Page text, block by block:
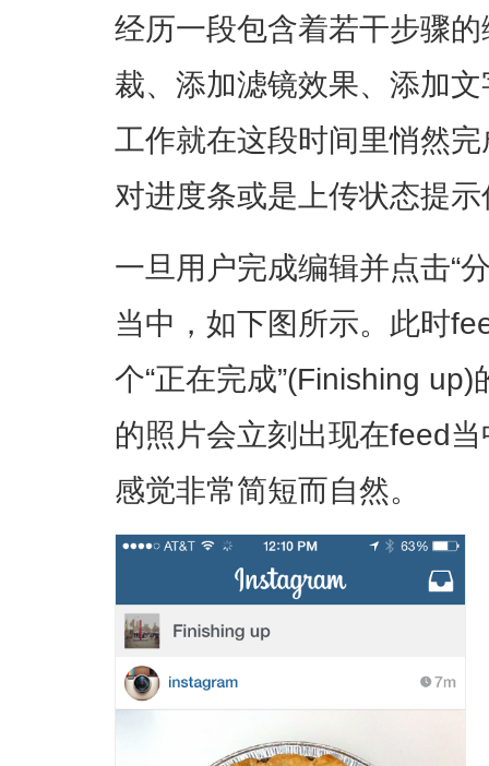
经历一段包含着若干步骤
裁、添加滤镜效果、添加
工作就在这段时间里悄然
对进度条或是上传状态提
一旦用户完成编辑并点击“
当中，如下图所示。此时
个“正在完成”(Finishing
的照片会立刻出现在feed
感觉非常简短而自然。